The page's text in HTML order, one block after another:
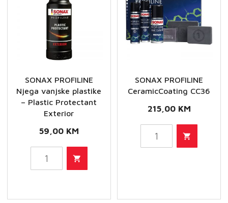
SONAX PROFILINE
Njega vanjske plastike
– Plastic Protectant
Exterior
59,00 KM
SONAX
PROFILINE
SONAX PROFILINE
CeramicCoating CC36
215,00 KM
SONAX
PROFILINE
količina